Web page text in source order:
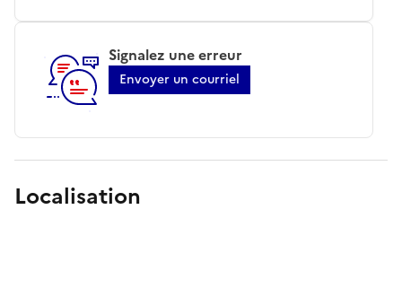
Signalez une erreur
Envoyer un courriel
Localisation